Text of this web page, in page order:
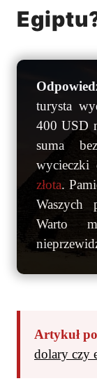
turysta
400 USD
suma
złota.
Waszych
Warto
Artykuł
dolary czy